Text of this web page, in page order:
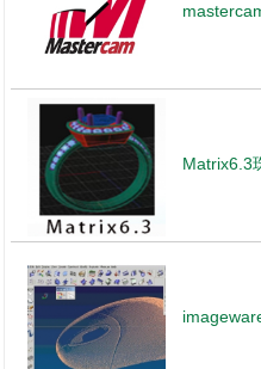
Matrix6.3